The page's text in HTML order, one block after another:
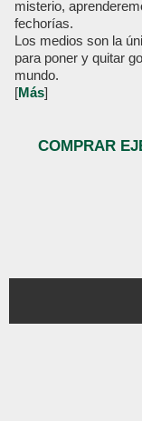
misterio,
fechorías.
Los medios son la
para poner y quitar
mundo.
[Más]
COMPRAR